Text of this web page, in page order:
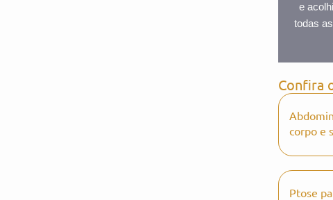
e
todas
Confira
corpo e
Ptose